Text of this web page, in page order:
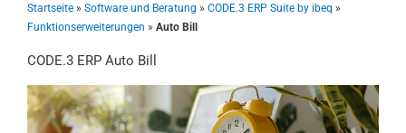
Startseite » Software und Beratung » CODE.3 ERP Suite by ibeq »
Funktionserweiterungen » Auto Bill
CODE.3 ERP Auto Bill